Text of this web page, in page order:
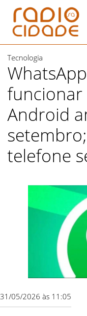
Tecnologia
funcionar
Android
telefone
31/05/2026 às 11:05